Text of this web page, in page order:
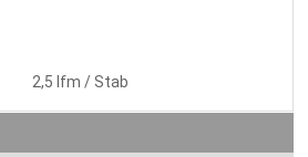
2,5 lfm / Stab